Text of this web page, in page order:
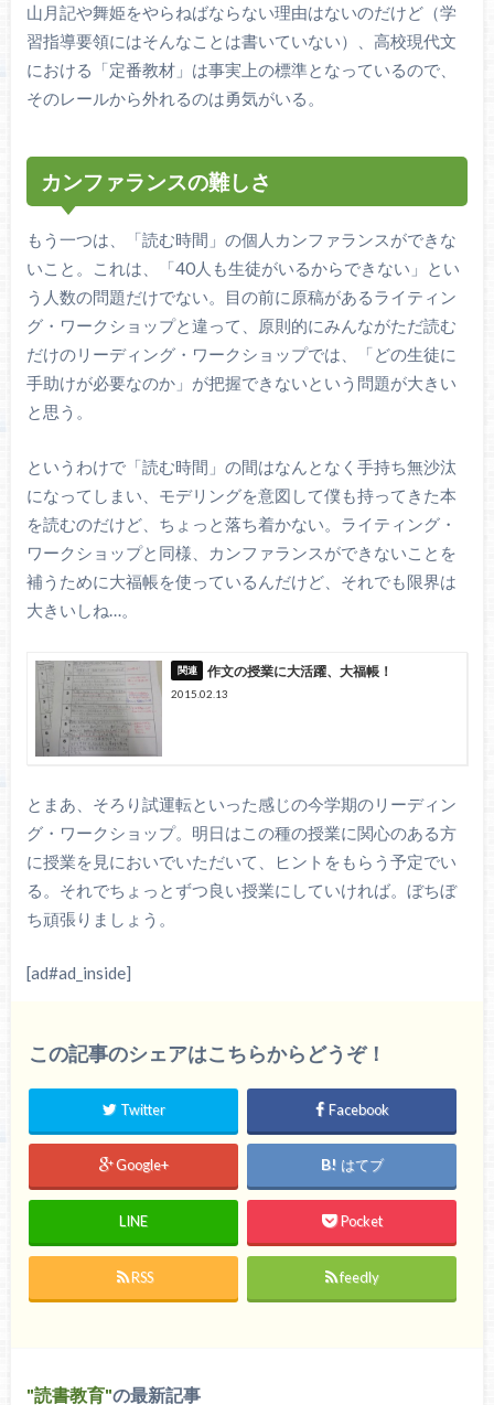
山月記や舞姫をやらねばならない理由はないのだけど（学
習指導要領にはそんなことは書いていない）、高校現代文
における「定番教材」は事実上の標準となっているので、
そのレールから外れるのは勇気がいる。
カンファランスの難しさ
もう一つは、「読む時間」の個人カンファランスができな
いこと。これは、「40人も生徒がいるからできない」とい
う人数の問題だけでない。目の前に原稿があるライティン
グ・ワークショップと違って、原則的にみんながただ読む
だけのリーディング・ワークショップでは、「どの生徒に
手助けが必要なのか」が把握できないという問題が大きい
と思う。
というわけで「読む時間」の間はなんとなく手持ち無沙汰
になってしまい、モデリングを意図して僕も持ってきた本
を読むのだけど、ちょっと落ち着かない。ライティング・
ワークショップと同様、カンファランスができないことを
補うために大福帳を使っているんだけど、それでも限界は
大きいしね…。
作文の授業に大活躍、大福帳！
2015.02.13
とまあ、そろり試運転といった感じの今学期のリーディン
グ・ワークショップ。明日はこの種の授業に関心のある方
に授業を見においでいただいて、ヒントをもらう予定でい
る。それでちょっとずつ良い授業にしていければ。ぼちぼ
ち頑張りましょう。
[ad#ad_inside]
この記事のシェアはこちらからどうぞ！
Twitter Facebook
Google+ はてブ
LINE Pocket
RSS feedly
読書教育 の最新記事